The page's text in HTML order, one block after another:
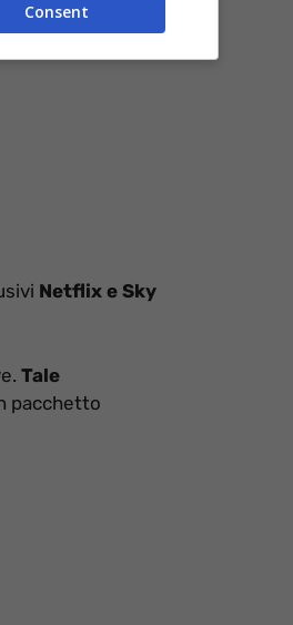
Netflix e Sky
Tale
pacchetto
Consent